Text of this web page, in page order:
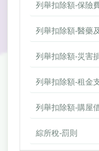
列舉扣除額-保險
列舉扣除額-醫藥
列舉扣除額-災害
列舉扣除額-租金
列舉扣除額-購屋
綜所稅-罰則